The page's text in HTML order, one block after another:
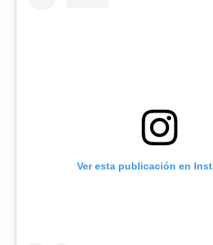
Ver esta publicación en